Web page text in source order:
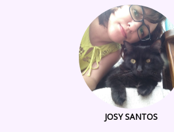
JOSY SANTOS